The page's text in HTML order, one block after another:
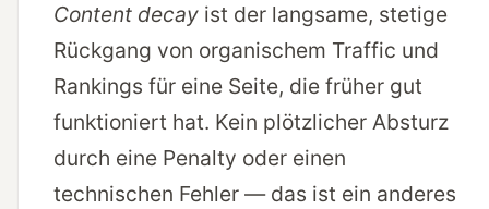
Content decay ist der langsame, stetige
Rückgang von organischem Traffic und
Rankings für eine Seite, die früher gut
funktioniert hat. Kein plötzlicher Absturz
durch eine Penalty oder einen
technischen Fehler — das ist ein anderes